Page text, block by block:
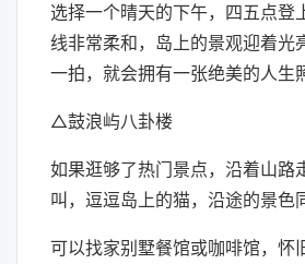
选择一个晴天的下午，四五点登
线非常柔和，岛上的景观迎着光
一拍，就会拥有一张绝美的人生
△鼓浪屿八卦楼
如果逛够了热门景点，沿着山路
叫，逗逗岛上的猫，沿途的景色
可以找家别墅餐馆或咖啡馆，怀